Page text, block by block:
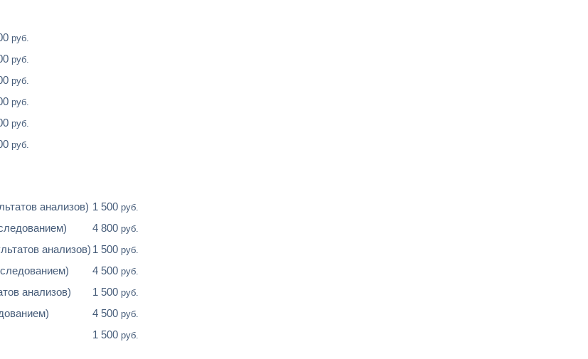
руб.
руб.
руб.
руб.
руб.
руб.
анализов) 1 500 руб.
4 800 руб.
анализов) 1 500 руб.
4 500 руб.
анализов) 1 500 руб.
4 500 руб.
1 500 руб.